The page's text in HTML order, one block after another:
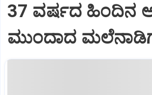
37 ವರ್ಷದ ಹಿಂದಿನ
ಮುಂದಾದ